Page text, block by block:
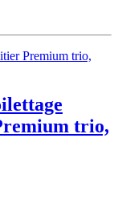
trio,